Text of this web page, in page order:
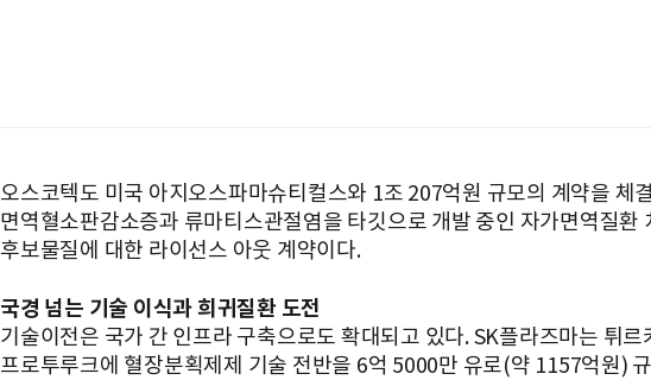
오스코텍도 미국 아지오스파마슈티컬스와 1조 207억원 규모의 계약을 체
면역혈소판감소증과 류마티스관절염을 타깃으로 개발 중인 자가면역질환
후보물질에 대한 라이선스 아웃 계약이다.
국경 넘는 기술 이식과 희귀질환 도전
기술이전은 국가 간 인프라 구축으로도 확대되고 있다. SK플라즈마는 튀르
프로투루크에 혈장분획제제 기술 전반을 6억 5000만 유로(약 1157억원)